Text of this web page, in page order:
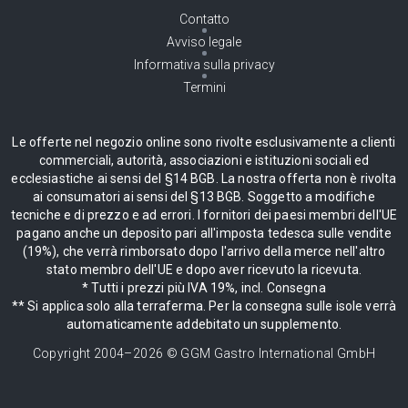
Contatto
Avviso legale
Informativa sulla privacy
Termini
Le offerte nel negozio online sono rivolte esclusivamente a clienti
commerciali, autorità, associazioni e istituzioni sociali ed
ecclesiastiche ai sensi del §14 BGB. La nostra offerta non è rivolta
ai consumatori ai sensi del §13 BGB. Soggetto a modifiche
tecniche e di prezzo e ad errori. I fornitori dei paesi membri dell'UE
pagano anche un deposito pari all'imposta tedesca sulle vendite
(19%), che verrà rimborsato dopo l'arrivo della merce nell'altro
stato membro dell'UE e dopo aver ricevuto la ricevuta.
* Tutti i prezzi più IVA 19%, incl. Consegna
** Si applica solo alla terraferma. Per la consegna sulle isole verrà
automaticamente addebitato un supplemento.
Copyright 2004–2026 © GGM Gastro International GmbH